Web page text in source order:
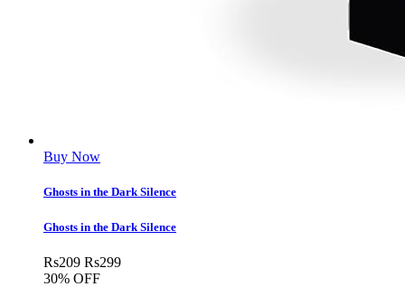
Buy Now
Ghosts in the Dark Silence
Ghosts in the Dark Silence
Rs209 Rs299
30% OFF